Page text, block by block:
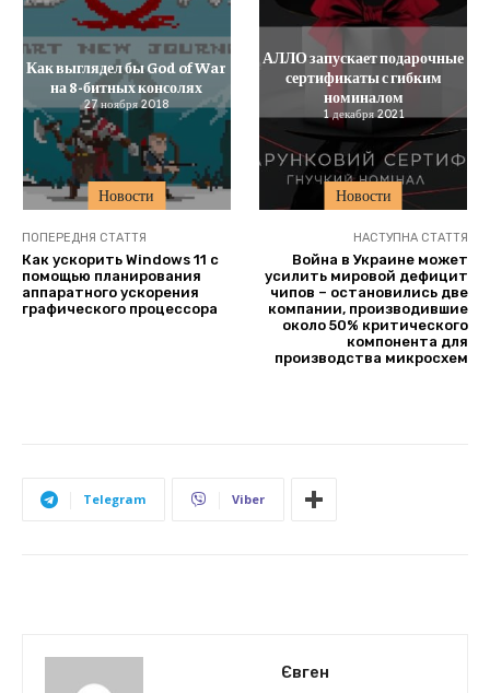
Новости
Как выглядел бы God of War
на 8-битных консолях
27 ноября 2018
Новости
АЛЛО запускает подарочные
сертификаты с гибким
номиналом
1 декабря 2021
ПОПЕРЕДНЯ СТАТТЯ
Как ускорить Windows 11 с
помощью планирования
аппаратного ускорения
графического процессора
НАСТУПНА СТАТТЯ
Война в Украине может
усилить мировой дефицит
чипов – остановились две
компании, производившие
около 50% критического
компонента для
производства микросхем
Telegram Viber
Євген